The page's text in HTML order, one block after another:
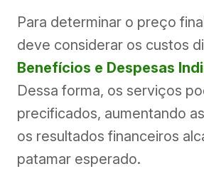
Para determinar o preço
deve considerar os custos
Benefícios e Despesas
Dessa forma, os serviços
precificados, aumentando
os resultados financeiros
patamar esperado.